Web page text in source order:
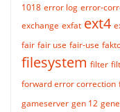
1018 error log error-
exchange exfat ext4
fair fair use fair-use
filesystem filter
forward error correction
gameserver gen 12